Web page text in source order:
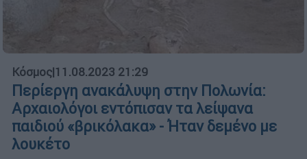
Κόσμος|11.08.2023 21:29
Περίεργη ανακάλυψη στην Πολωνία:
Αρχαιολόγοι εντόπισαν τα λείψανα
παιδιού «βρικόλακα» - Ήταν δεμένο με
λουκέτο